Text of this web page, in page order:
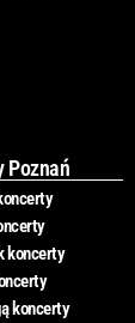
Poznań
koncerty
koncerty